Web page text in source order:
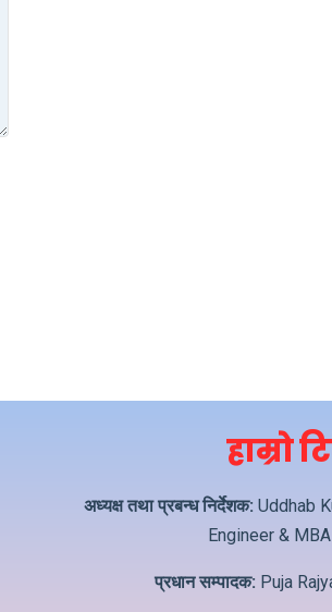
हाम्रो
अध्यक्ष तथा प्रबन्ध निर्देशक:Uddhab
Engineer &
प्रधान सम्पादक: Puja